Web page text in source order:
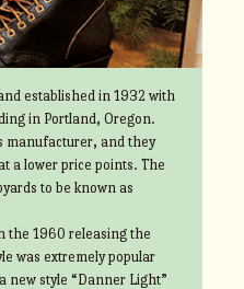
established in 1932 with
in Portland, Oregon.
manufacturer, and they
a lower price points. The
to be known as
the 1960 releasing the
was extremely popular
new style “Danner Light”